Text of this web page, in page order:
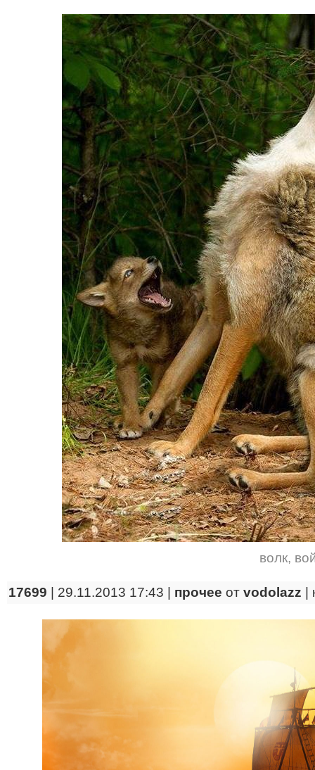
волк,
17699 | 29.11.2013 17:43 | прочее от vodolazz